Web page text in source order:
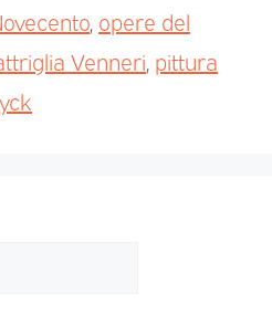
opere del
Venneri pittura